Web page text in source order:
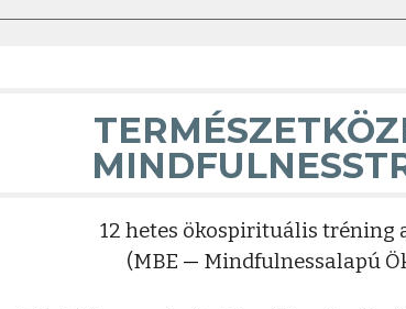
12 hetes ökospirituális tréning
(MBE — Mindfulnessalapú